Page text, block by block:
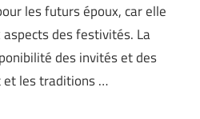
les futurs époux, car elle
des festivités. La
des invités et des
et les traditions …